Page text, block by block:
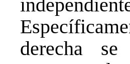
derecha